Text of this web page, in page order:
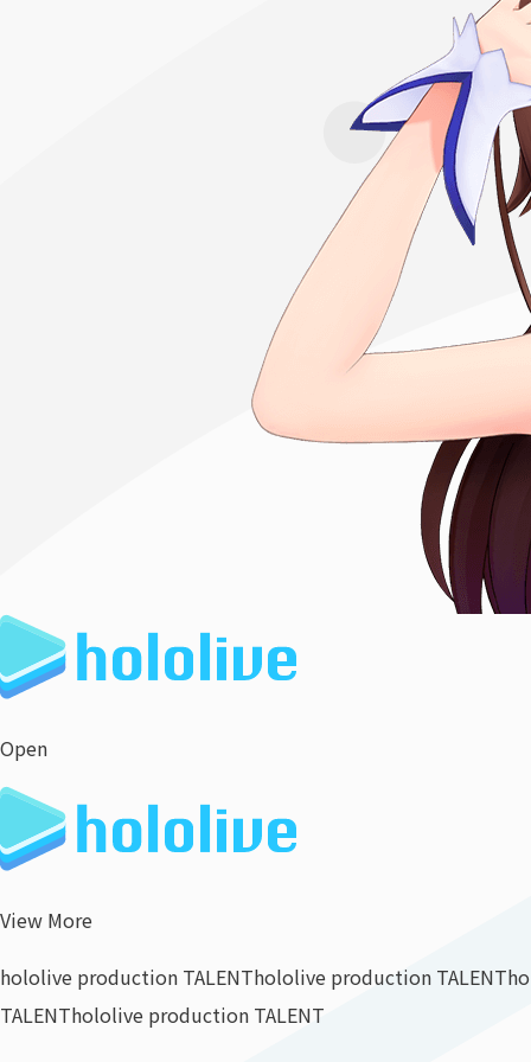
Open
View More
hololive production TALENThololive production TALENT
TALENThololive production TALENT